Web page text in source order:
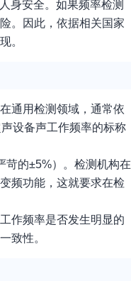
身安全。如果频率检测
。因此，依据相关国家
。
通用检测领域，通常依
设备声工作频率的标称
苛的±5%）。检测机构在
频功能，这就要求在检
作频率是否发生明显的
致性。